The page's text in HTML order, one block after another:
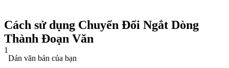
Cách sử dụng Chuyển Đổi Ngắt Dòng
Thành Đoạn Văn
1
Dán văn bản của bạn